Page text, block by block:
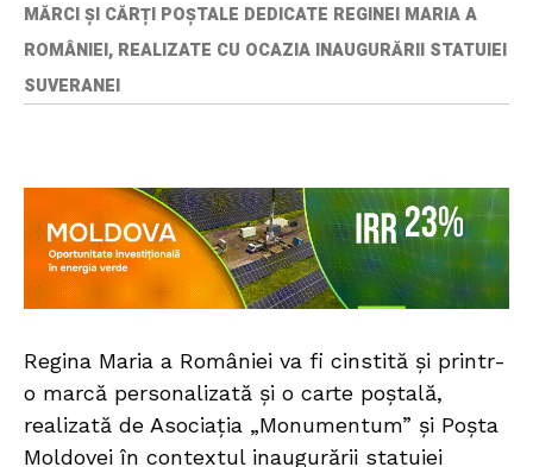
MĂRCI ȘI CĂRȚI POȘTALE DEDICATE REGINEI MARIA A
ROMÂNIEI, REALIZATE CU OCAZIA INAUGURĂRII STATUIEI
SUVERANEI
Regina Maria a României va fi cinstită și printr-
o marcă personalizată și o carte poștală,
realizată de Asociația „Monumentum” și Poșta
Moldovei în contextul inaugurării statuiei